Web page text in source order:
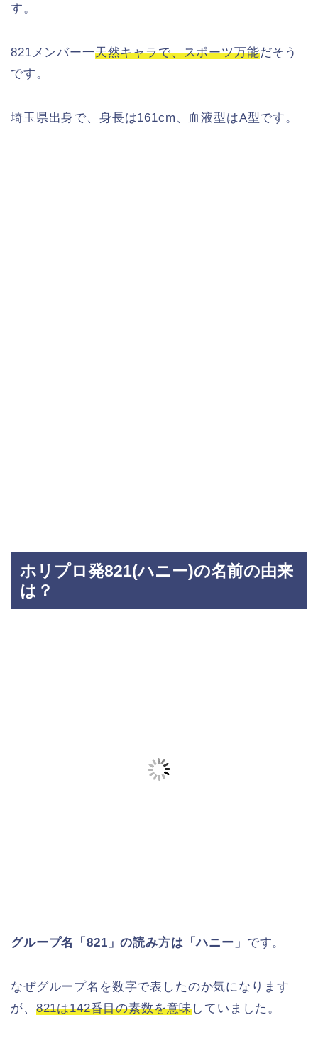
す。
821メンバー一天然キャラで、スポーツ万能だそう
です。
埼玉県出身で、身長は161cm、血液型はA型です。
ホリプロ発821(ハニー)の名前の由来
は？
グループ名「821」の読み方は「ハニー」 です。
なぜグループ名を数字で表したのか気になります
が、 821は142番目の素数を意味していました。